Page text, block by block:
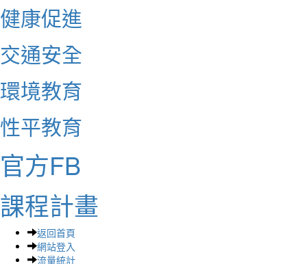
健康促進
交通安全
環境教育
性平教育
官方FB
課程計畫
返回首頁
網站登入
流量統計